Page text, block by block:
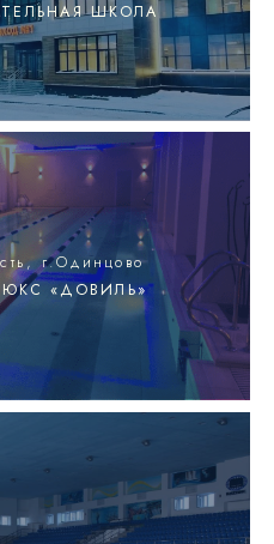
ШКОЛА
г.Одинцово
«ДОВИЛЬ»